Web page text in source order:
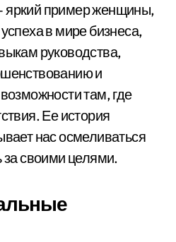
пример женщины,
в мире бизнеса,
руководства,
и
там, где
Ее история
нас осмеливаться
за своими целями.